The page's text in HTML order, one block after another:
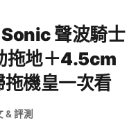
聲波騎士
拖地＋4.5cm
機皇一次看
& 評測